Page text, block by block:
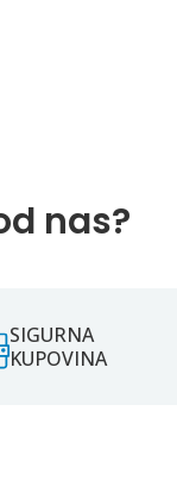
nas?
SIGURNA
KUPOVINA